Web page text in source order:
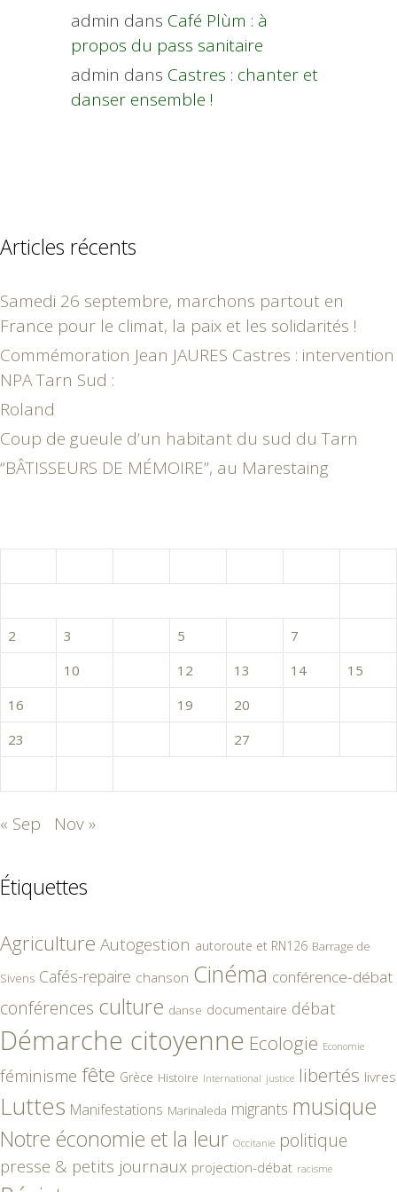
admin dans Café Plùm : à
propos du pass sanitaire
admin dans Castres : chanter et
danser ensemble !
Articles récents
Samedi 26 septembre, marchons partout en
France pour le climat, la paix et les solidarités !
Commémoration Jean JAURES Castres : intervention
NPA Tarn Sud :
Roland
Coup de gueule d’un habitant du sud du Tarn
“BÂTISSEURS DE MÉMOIRE”, au Marestaing
2
3 5 7
10 12 13 14
15
16
19 20
23
27
« Sep Nov »
Étiquettes
Agriculture Autogestion autoroute et RN126 Barrage de
Sivens Cafés-repaire chanson Cinéma conférence-débat
conférences culture danse documentaire débat
Démarche citoyenne Ecologie Economie
féminisme fête Grèce Histoire International justice libertés livres
Luttes Manifestations Marinaleda migrants musique
Notre économie et la leur Occitanie politique
presse & petits journaux projection-débat racisme